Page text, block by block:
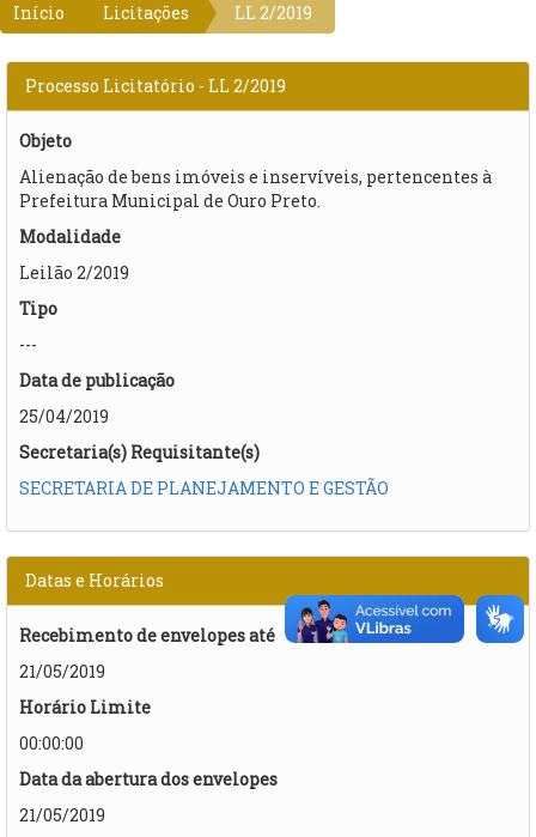
Início Licitações LL 2/2019
Processo Licitatório - LL 2/2019
Objeto
Alienação de bens imóveis e inservíveis, pertencentes à
Prefeitura Municipal de Ouro Preto.
Modalidade
Leilão 2/2019
Tipo
---
Data de publicação
25/04/2019
Secretaria(s) Requisitante(s)
SECRETARIA DE PLANEJAMENTO E GESTÃO
Datas e Horários
Recebimento de envelopes até
21/05/2019
Horário Limite
00:00:00
Data da abertura dos envelopes
21/05/2019